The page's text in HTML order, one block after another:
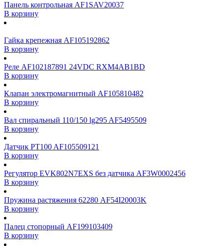
Панель контрольная AF1SAV20037
В корзину
Гайка крепежная AF105192862
В корзину
Реле AF102187891 24VDC RXM4AB1BD
В корзину
Клапан электромагнитный AF105810482
В корзину
Вал спиральный 110/150 lg295 AF5495509
В корзину
Датчик PT100 AF105509121
В корзину
Регулятор EVK802N7EXS без датчика AF3W0002456
В корзину
Пружина растяжения 62280 AF54I20003K
В корзину
Палец стопорный AF199103409
В корзину